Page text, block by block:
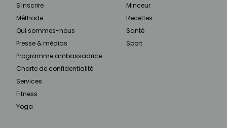
S'inscrire
Méthode
Qui sommes-nous
Presse & médias
Programme ambassadrice
Charte de confidentialité
Services
Fitness
Yoga
Minceur
Recettes
Santé
Sport